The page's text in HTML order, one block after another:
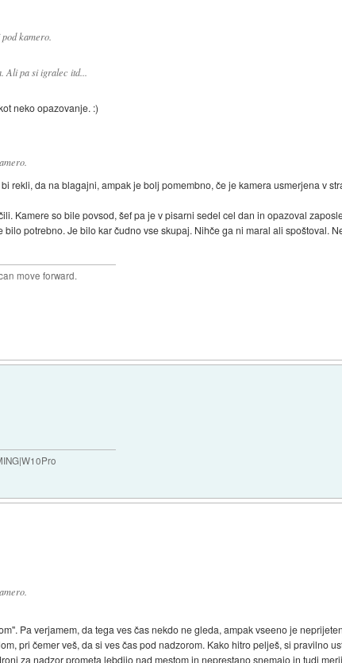
kamero.
pa si igralec itd...
neko opazovanje. :)
rekli, da na blagajni, ampak je bolj pomembno, če je kamera usmerjena v
Kamere so bile povsod, šef pa je v pisarni sedel cel dan in opazoval
potrebno. Je bilo kar čudno vse skupaj. Nihče ga ni maral ali spoštoval.
move forward.
Pa verjamem, da tega ves čas nekdo ne gleda, ampak vseeno je
pri čemer veš, da si ves čas pod nadzorom. Kako hitro pelješ, si pravilno
za nadzor prometa lebdijo nad mestom in neprestano snemajo in tudi